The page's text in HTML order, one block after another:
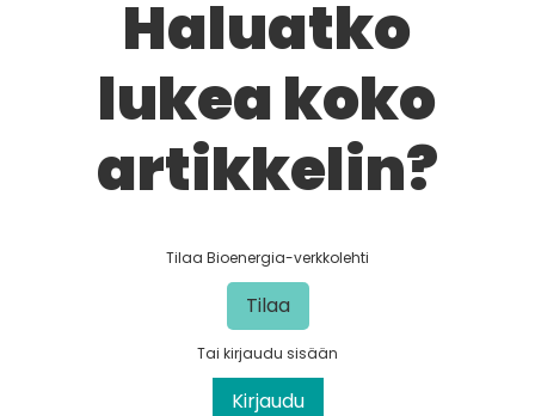
Haluatko
lukea koko
artikkelin?
Tilaa Bioenergia-verkkolehti
Tilaa
Tai kirjaudu sisään
Kirjaudu